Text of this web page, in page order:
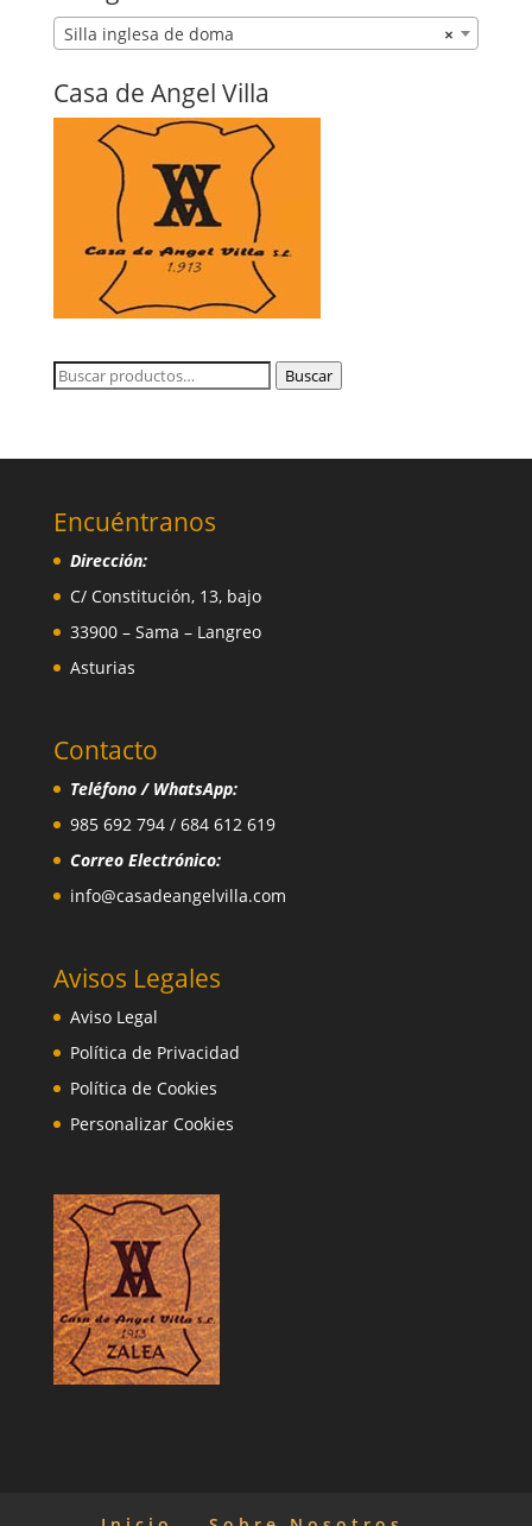
×
Silla inglesa de doma
Casa de Angel Villa
Buscar
Buscar
Encuéntranos
Dirección:
C/ Constitución, 13, bajo
33900 – Sama – Langreo
Asturias
Contacto
Teléfono / WhatsApp:
985 692 794 / 684 612 619
Correo Electrónico:
info@casadeangelvilla.com
Avisos Legales
Aviso Legal
Política de Privacidad
Política de Cookies
Personalizar Cookies